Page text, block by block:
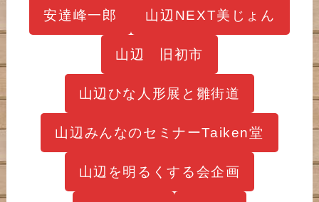
安達峰一郎 山辺NEXT美じょん
山辺 旧初市
山辺ひな人形展と雛街道
山辺みんなのセミナーTaiken堂
山辺を明るくする会企画